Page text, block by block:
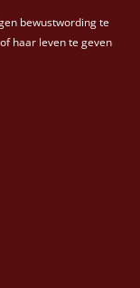
bewustwording te
haar leven te geven